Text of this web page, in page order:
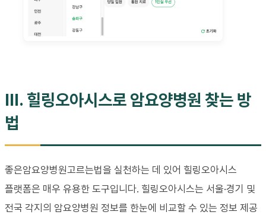
III. 힐링오아시스로 암요양병원 찾는 방
법
좋은암요양병원고르는법을 실천하는 데 있어 힐링오아시스
플랫폼은 매우 유용한 도구입니다. 힐링오아시스는 서울·경기 및
전국 각지의 암요양병원 정보를 한눈에 비교할 수 있는 정보 제공